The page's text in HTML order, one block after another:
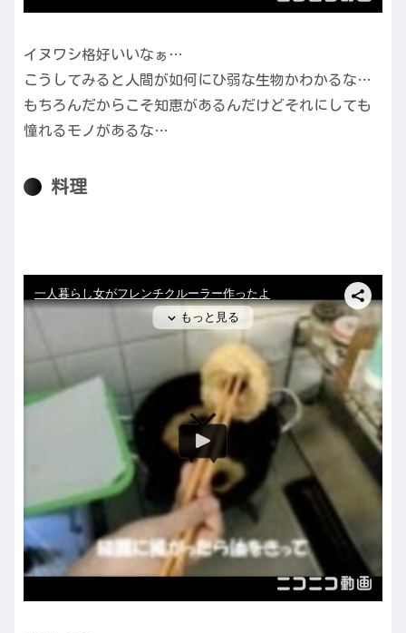
イヌワシ格好いいなぁ…
こうしてみると人間が如何にひ弱な生物かわかるな…
もちろんだからこそ知恵があるんだけどそれにしても
憧れるモノがあるな…
料理